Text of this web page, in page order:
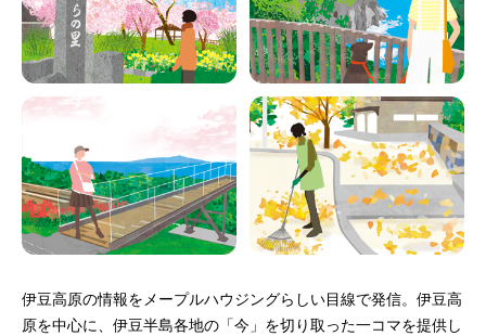
伊豆高原の情報をメープルハウジングらしい目線で発信。 伊豆高
原を中心に、伊豆半島各地の「今」を切り取った一コマを提供し